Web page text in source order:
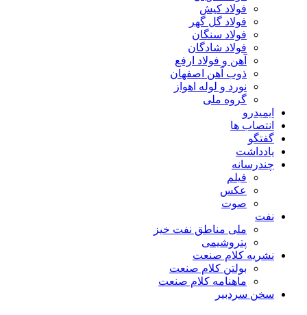
فولاد کیش
فولاد گل گهر
فولاد سنگان
فولاد شادگان
آهن و فولاد ارفع
ذوب آهن اصفهان
نورد و لوله اهواز
گروه ملی
ایمیدرو
انتصاب ها
گفتگو
یادداشت
چندرسانه
فیلم
عکس
صوت
نفت
ملی مناطق نفت خیز
پتروشیمی
نشریه کلام صنعت
بولتن کلام صنعت
ماهنامه کلام صنعت
سخن سردبیر